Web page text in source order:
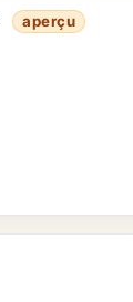
aperçu